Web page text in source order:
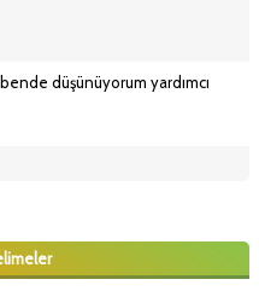
düşünüyorum yardımcı